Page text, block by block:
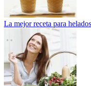
La mejor receta para